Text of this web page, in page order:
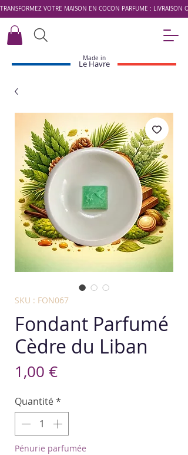
TRANSFORMEZ VOTRE MAISON EN COCON PARFUMÉ : LIVRAISON
Made in
Le Havre
SKU : FON067
Fondant Parfumé
Cèdre du Liban
1,00 €Prix
Quantité*
Pénurie parfumée